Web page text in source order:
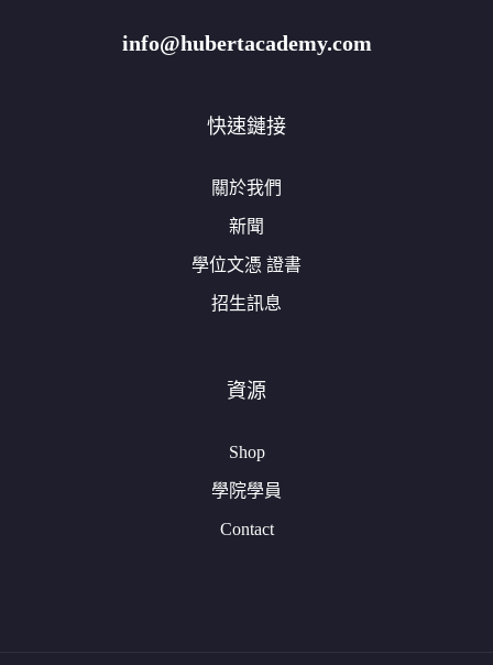
info@hubertacademy.com
快速鏈接
關於我們
新聞
學位文憑 證書
招生訊息
資源
Shop
學院學員
Contact